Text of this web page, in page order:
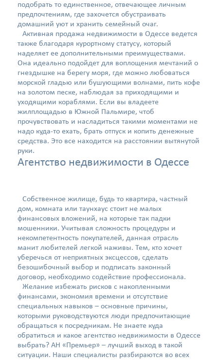
подобрать то единственное, отвечающее личным
предпочтениям, где захочется обустраивать
домашний уют и хранить семейный очаг.
Активная продажа недвижимости в Одессе ведется
также благодаря курортному статусу, который
наделяет ее дополнительными преимуществами.
Она идеально подойдет для воплощения мечтаний о
гнездышке на берегу моря, где можно любоваться
морской гладью или бушующими волнами, пить кофе
на золотом песке, наблюдая за приходящими и
уходящими кораблями. Если вы владеете
жилплощадью в Южной Пальмире, чтоб
прочувствовать и насладиться такими моментами не
надо куда-то ехать, брать отпуск и копить денежные
средства. Это все находится на расстоянии вытянутой
руки.
Агентство недвижимости в Одессе
Собственное жилище, будь то квартира, частный
дом, комната или таунхаус стоит не малых
финансовых вложений, на которые так падки
мошенники. Учитывая сложность процедуры и
некомпетентность покупателей, данная отрасль
манит любителей легкой наживы. Тем, кто хочет
уберечься от неприятных эксцессов, сделать
безошибочный выбор и подписать законный
договор, необходимо содействие профессионала.
Желание избежать рисков с накопленными
финансами, экономия времени и отсутствие
специальных навыков – основные причины,
которыми руководствуются люди предпочитающие
обращаться к посредникам. Не знаете куда
обратиться и какое агентство недвижимости в Одессе
выбрать? АН «Премьер» – лучший выход в такой
ситуации. Наши специалисты разбираются во всех